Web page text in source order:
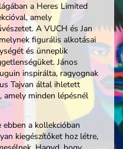
a Heres Limited
amely
A VUCH és Jan
figurális alkotásai
és ünneplik
János
inspirálta, ragyognak
Tajvan által ihletett
amely minden lépésnél
ebben a kollekcióban
kiegészítőket hoz létre,